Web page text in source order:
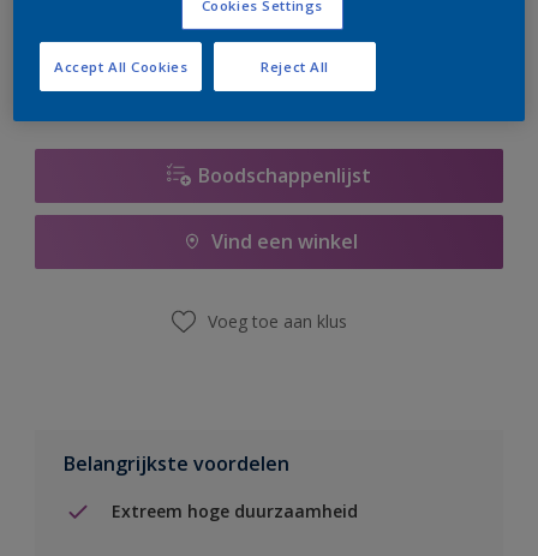
er hard aan om de voorraad aan te vullen.
Boodschappenlijst
Vind een winkel
Voeg toe aan klus
Belangrijkste voordelen
Extreem hoge duurzaamheid
Cookies Settings
Reject All
Accept All Cookies